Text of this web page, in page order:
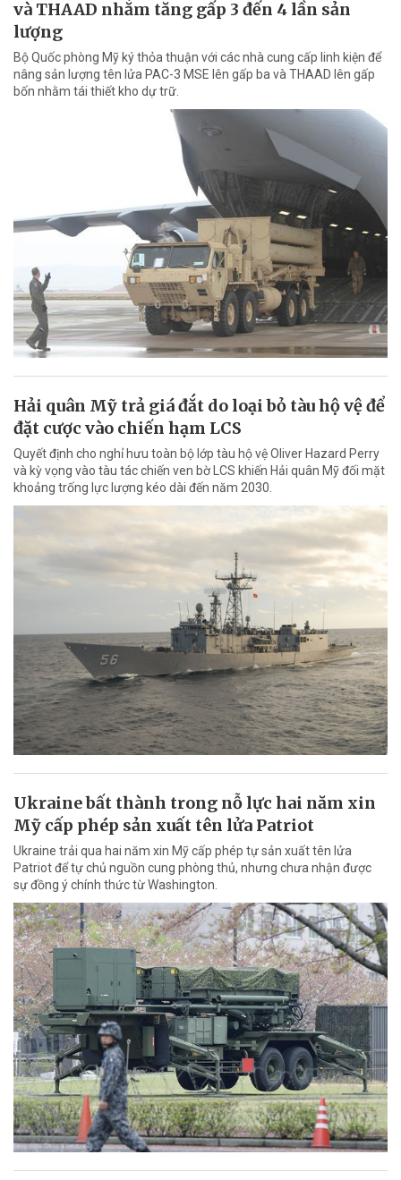
và THAAD nhằm tăng gấp 3 đến 4 lần sản
lượng
Bộ Quốc phòng Mỹ ký thỏa thuận với các nhà cung cấp linh kiện để
nâng sản lượng tên lửa PAC-3 MSE lên gấp ba và THAAD lên gấp
bốn nhằm tái thiết kho dự trữ.
Hải quân Mỹ trả giá đắt do loại bỏ tàu hộ vệ để
đặt cược vào chiến hạm LCS
Quyết định cho nghỉ hưu toàn bộ lớp tàu hộ vệ Oliver Hazard Perry
và kỳ vọng vào tàu tác chiến ven bờ LCS khiến Hải quân Mỹ đối mặt
khoảng trống lực lượng kéo dài đến năm 2030.
Ukraine bất thành trong nỗ lực hai năm xin
Mỹ cấp phép sản xuất tên lửa Patriot
Ukraine trải qua hai năm xin Mỹ cấp phép tự sản xuất tên lửa
Patriot để tự chủ nguồn cung phòng thủ, nhưng chưa nhận được
sự đồng ý chính thức từ Washington.